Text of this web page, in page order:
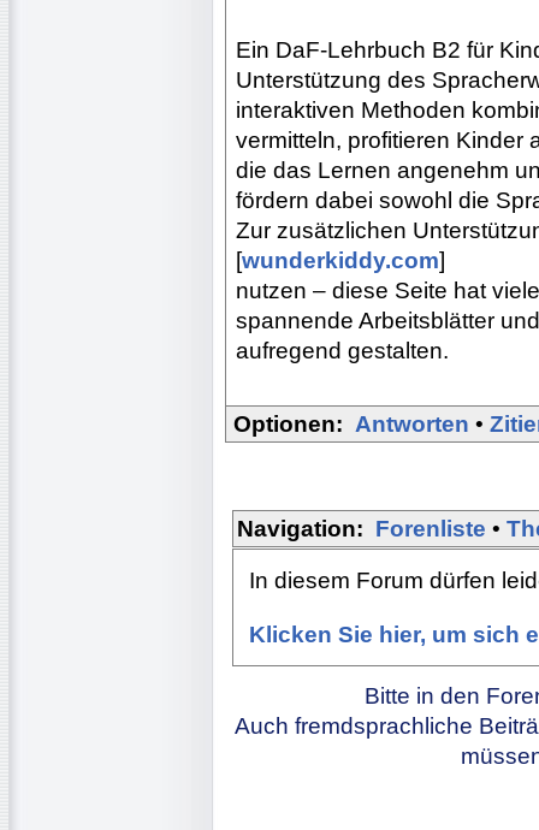
Ein DaF-Lehrbuch B2 für
Unterstützung des
interaktiven Methoden
vermitteln, profitieren Kinder
die das Lernen angenehm
fördern dabei sowohl die
Zur zusätzlichen
[wunderkiddy.com]
nutzen – diese Seite hat
spannende Arbeitsblätter
aufregend gestalten.
Optionen: Antworten •
Navigation: Forenliste •
In diesem Forum dürfen
Klicken Sie hier, um sich
Bitte in den
Auch fremdsprachliche